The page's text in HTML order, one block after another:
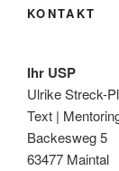
KONTAKT
Ihr USP
Ulrike Streck-
Text |
Backesweg 5
63477 Maintal